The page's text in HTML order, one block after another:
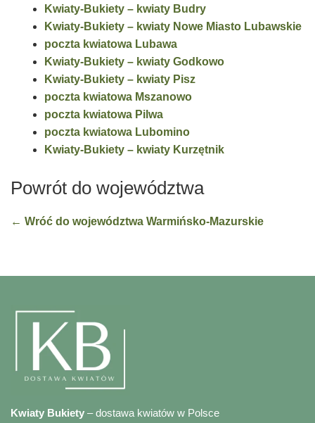
Kwiaty-Bukiety – kwiaty Budry
Kwiaty-Bukiety – kwiaty Nowe Miasto Lubawskie
poczta kwiatowa Lubawa
Kwiaty-Bukiety – kwiaty Godkowo
Kwiaty-Bukiety – kwiaty Pisz
poczta kwiatowa Mszanowo
poczta kwiatowa Pilwa
poczta kwiatowa Lubomino
Kwiaty-Bukiety – kwiaty Kurzętnik
Powrót do województwa
← Wróć do województwa Warmińsko-Mazurskie
Kwiaty Bukiety – dostawa kwiatów w Polsce